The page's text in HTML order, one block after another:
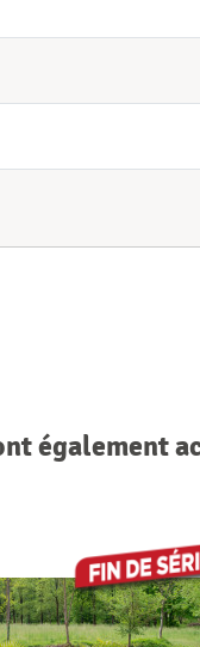
également